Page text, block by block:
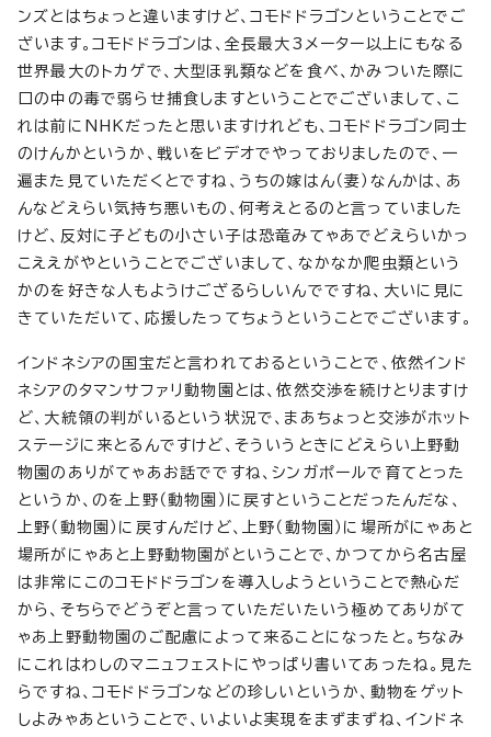
ンズとはちょっと違いますけど、コモドドラゴンということでご
ざいます。コモドドラゴンは、全長最大3メーター以上にもなる
世界最大のトカゲで、大型ほ乳類などを食べ、かみついた際に
口の中の毒で弱らせ捕食しますということでございまして、こ
れは前にNHKだったと思いますけれども、コモドドラゴン同士
のけんかというか、戦いをビデオでやっておりましたので、一
遍また見ていただくとですね、うちの嫁はん（妻）なんかは、あ
んなどえらい気持ち悪いもの、何考えとるのと言っていました
けど、反対に子どもの小さい子は恐竜みてゃあでどえらいかっ
こええがやということでございまして、なかなか爬虫類という
かのを好きな人もようけござるらしいんでですね、大いに見に
きていただいて、応援したってちょうということでございます。
インドネシアの国宝だと言われておるということで、依然インド
ネシアのタマンサファリ動物園とは、依然交渉を続けとりますけ
ど、大統領の判がいるという状況で、まあちょっと交渉がホット
ステージに来とるんですけど、そういうときにどえらい上野動
物園のありがてゃあお話でですね、シンガポールで育てとった
というか、のを上野（動物園）に戻すということだったんだな、
上野（動物園）に戻すんだけど、上野（動物園）に場所がにゃあと
場所がにゃあと上野動物園がということで、かつてから名古屋
は非常にこのコモドドラゴンを導入しようということで熱心だ
から、そちらでどうぞと言っていただいたいう極めてありがて
ゃあ上野動物園のご配慮によって来ることになったと。ちなみ
にこれはわしのマニュフェストにやっぱり書いてあったね。見た
らですね、コモドドラゴンなどの珍しいというか、動物をゲット
しよみゃあということで、いよいよ実現をまずまずね、インドネ